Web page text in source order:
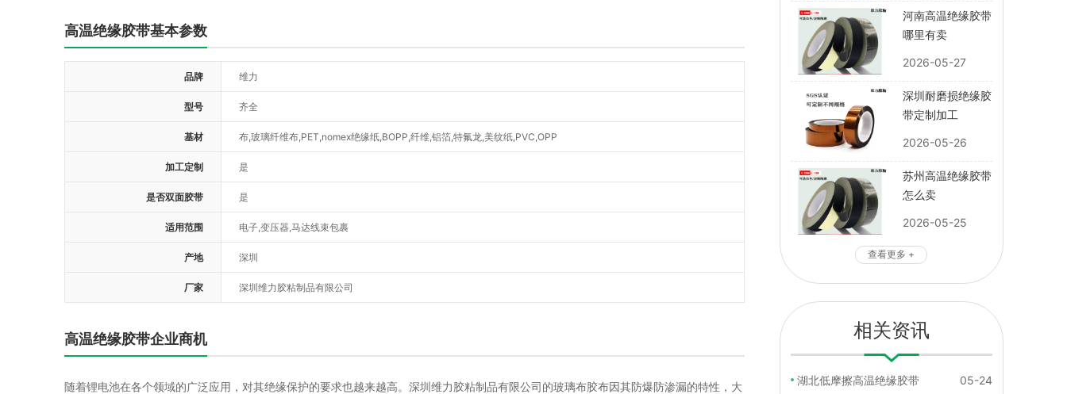
高温绝缘胶带基本参数
品牌 维力
型号 齐全
基材 布,玻璃纤维布,PET,nomex绝缘纸,BOPP,纤维,铝箔,特氟龙,美纹纸,PVC,OPP
加工定制 是
是否双面胶带 是
适用范围 电子,变压器,马达线束包裹
产地 深圳
厂家 深圳维力胶粘制品有限公司
高温绝缘胶带企业商机
随着锂电池在各个领域的广泛应用，对其绝缘保护的要求也越来越高。深圳维力胶粘制品有限公司的玻璃布胶布因其防爆防渗漏的特性，大
河南高温绝缘胶带
哪里有卖
2026-05-27
深圳耐磨损绝缘胶
带定制加工
2026-05-26
苏州高温绝缘胶带
怎么卖
2026-05-25
查看更多 +
相关资讯
湖北低摩擦高温绝缘胶带
05-24